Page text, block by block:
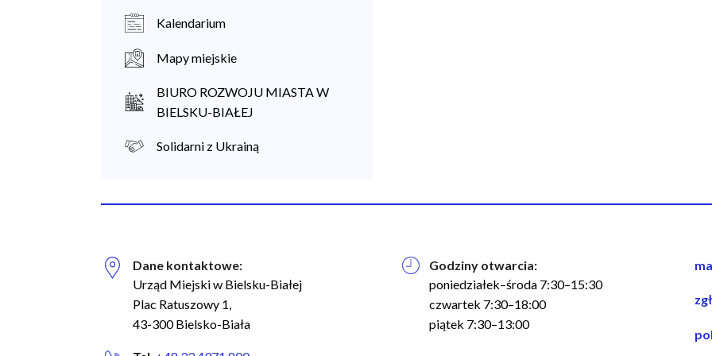
Kalendarium
Mapy miejskie
BIURO ROZWOJU MIASTA W
BIELSKU-BIAŁEJ
Solidarni z Ukrainą
Dane kontaktowe:
Urząd Miejski w Bielsku-Białej
Plac Ratuszowy 1,
43-300 Bielsko-Biała
Godziny otwarcia:
poniedziałek–środa 7:30–15:30
czwartek 7:30–18:00
piątek 7:30–13:00
Biuro Regionalnych Inwestycji Terytorialnych
Facebook